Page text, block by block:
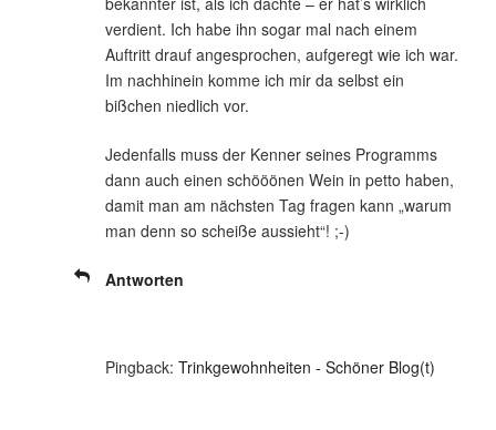
verdient. Ich habe ihn sogar mal nach einem
Auftritt drauf angesprochen, aufgeregt wie ich war.
Im nachhinein komme ich mir da selbst ein
bißchen niedlich vor.
Jedenfalls muss der Kenner seines Programms
dann auch einen schööönen Wein in petto haben,
damit man am nächsten Tag fragen kann „warum
man denn so scheiße aussieht“! ;-)
Antworten
Pingback: Trinkgewohnheiten - Schöner Blog(t)